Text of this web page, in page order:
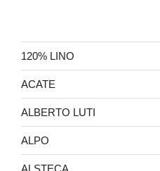
120% LINO
ACATE
ALBERTO LUTI
ALPO
ALSTECA